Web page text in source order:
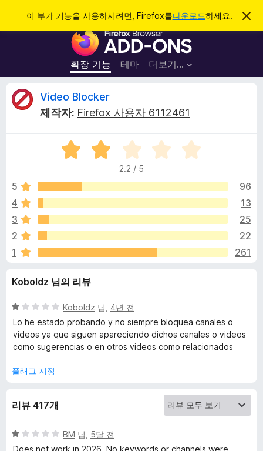
이 부가 기능을 사용하시려면, Firefox를다운로드하세요.
이
림
F
r
e
x
라
우
저
부
기
능
확장 기능 테마 더보기…
로그인
V
e
o
B
l
o
c
k
e
r
에
Video Blocker
제작자: Firefox 사용자 6112461
5
점
점
2
2
2.2 / 5
5
96
4
13
3
25
2
22
1
261
Koboldz 님의 리뷰
5
점
만
점
1
Koboldz 님, 4년 전
Lo he estado probando y no siempre bloquea canales o
videos ya que siguen apareciendo dichos canales o videos
como sugerencias o en otros videos como relacionados
플래그 지정
리뷰 417개
5
점
BM 님, 5달 전
Does not work in 2026. No keywords or channels were